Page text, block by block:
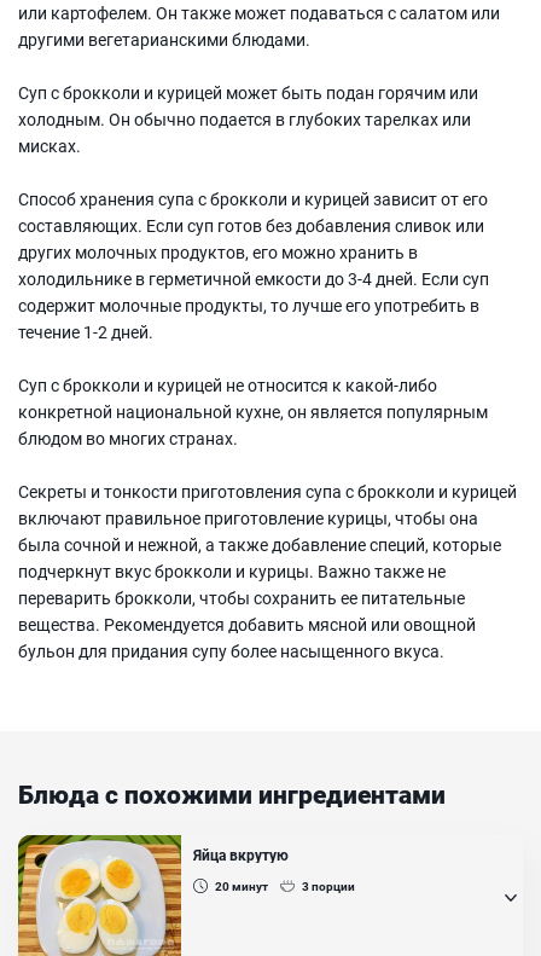
или картофелем. Он также может подаваться с салатом или
другими вегетарианскими блюдами.
Суп с брокколи и курицей может быть подан горячим или
холодным. Он обычно подается в глубоких тарелках или
мисках.
Способ хранения супа с брокколи и курицей зависит от его
составляющих. Если суп готов без добавления сливок или
других молочных продуктов, его можно хранить в
холодильнике в герметичной емкости до 3-4 дней. Если суп
содержит молочные продукты, то лучше его употребить в
течение 1-2 дней.
Суп с брокколи и курицей не относится к какой-либо
конкретной национальной кухне, он является популярным
блюдом во многих странах.
Секреты и тонкости приготовления супа с брокколи и курицей
включают правильное приготовление курицы, чтобы она
была сочной и нежной, а также добавление специй, которые
подчеркнут вкус брокколи и курицы. Важно также не
переварить брокколи, чтобы сохранить ее питательные
вещества. Рекомендуется добавить мясной или овощной
бульон для придания супу более насыщенного вкуса.
Блюда с похожими ингредиентами
Яйца вкрутую
20минут 3порции